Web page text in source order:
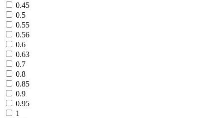
0.45
0.5
0.55
0.56
0.6
0.63
0.7
0.8
0.85
0.9
0.95
1